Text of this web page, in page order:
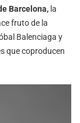
Barcelona, la
fruto de la
Balenciaga y
que coproducen